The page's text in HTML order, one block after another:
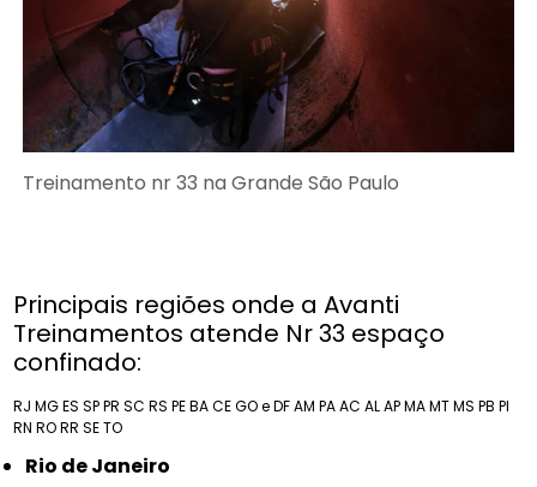
Treinamento nr 33 na Grande São Paulo
Principais regiões onde a Avanti
Treinamentos atende Nr 33 espaço
confinado:
RJ MGES SPPR SC RS PEBACEGO e DFAM PAAC ALAPMAMTMS PB PI
RN RORR SETO
Rio de Janeiro